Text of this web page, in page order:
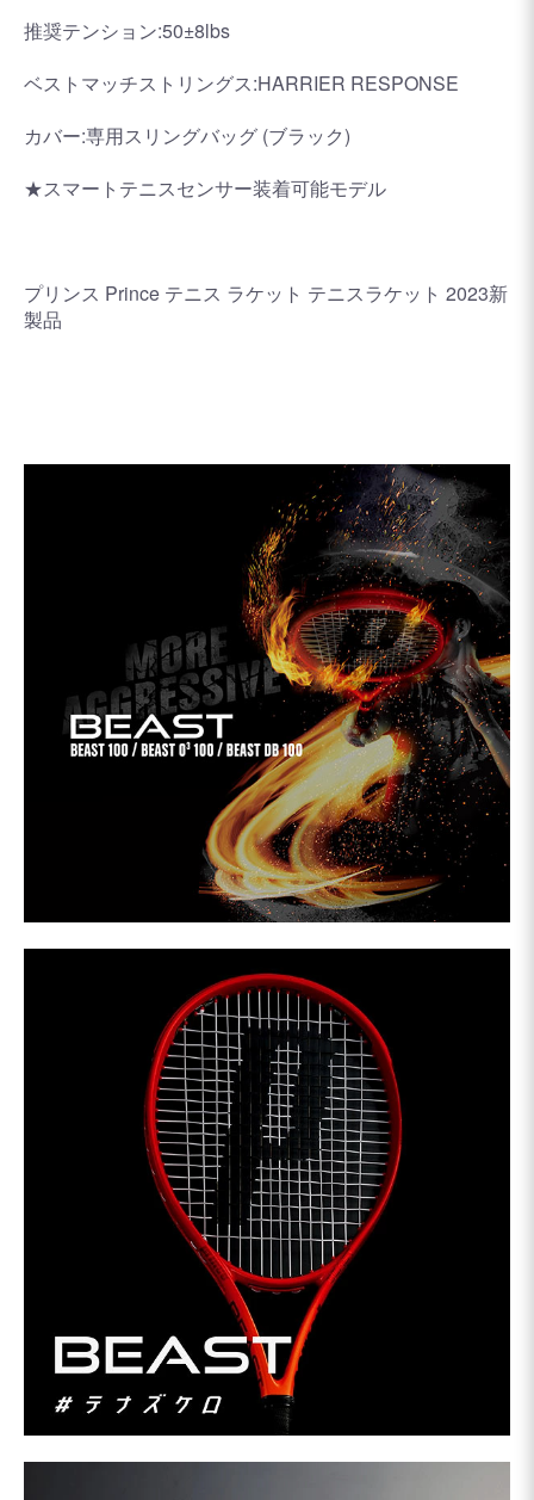
推奨テンション:50±8lbs
ベストマッチストリングス:HARRIER RESPONSE
カバー:専用スリングバッグ (ブラック)
★スマートテニスセンサー装着可能モデル
プリンス Prince テニス ラケット テニスラケット 2023新
製品